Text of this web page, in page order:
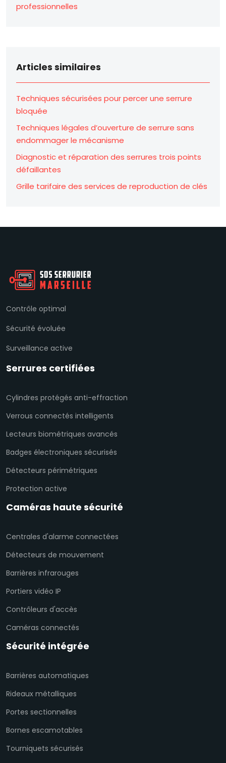
professionnelles
Articles similaires
Techniques sécurisées pour percer une serrure
bloquée
Techniques légales d’ouverture de serrure sans
endommager le mécanisme
Diagnostic et réparation des serrures trois points
défaillantes
Grille tarifaire des services de reproduction de clés
Contrôle optimal
Sécurité évoluée
Surveillance active
Serrures certifiées
Cylindres protégés anti-effraction
Verrous connectés intelligents
Lecteurs biométriques avancés
Badges électroniques sécurisés
Détecteurs périmétriques
Protection active
Caméras haute sécurité
Centrales d'alarme connectées
Détecteurs de mouvement
Barrières infrarouges
Portiers vidéo IP
Contrôleurs d'accès
Caméras connectés
Sécurité intégrée
Barrières automatiques
Rideaux métalliques
Portes sectionnelles
Bornes escamotables
Tourniquets sécurisés